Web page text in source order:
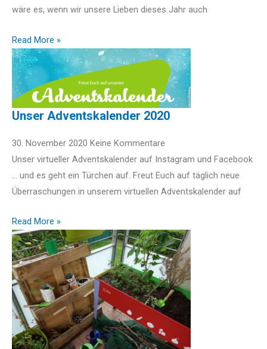
wäre es, wenn wir unsere Lieben dieses Jahr auch
Read More »
Unser Adventskalender 2020
30. November 2020 Keine Kommentare
Unser virtueller Adventskalender auf Instagram und Facebook
… und es geht ein Türchen auf. Freut Euch auf täglich neue
Überraschungen in unserem virtuellen Adventskalender auf
Read More »